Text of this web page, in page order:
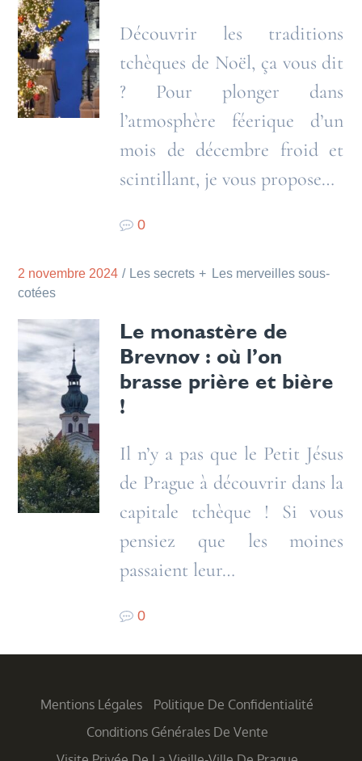
Découvrir les traditions
tchèques de Noël, ça vous dit
? Pour plonger dans
l’atmosphère féerique d’un
mois de décembre froid et
scintillant, je vous propose…
0
2 novembre 2024 Les secrets
Les merveilles sous-
cotées
Le monastère de
Brevnov : où l’on
brasse prière et bière
!
Il n’y a pas que le Petit Jésus
de Prague à découvrir dans la
capitale tchèque ! Si vous
pensiez que les moines
passaient leur…
0
Mentions Légales
Politique De Confidentialité
Conditions Générales De Vente